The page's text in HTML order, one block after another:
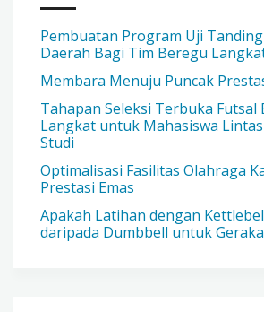
Pembuatan Program Uji
Daerah Bagi Tim Beregu
Membara Menuju Puncak
Tahapan Seleksi Terbuka Futsal
Langkat untuk Mahasiswa
Studi
Optimalisasi Fasilitas Olahraga
Prestasi Emas
Apakah Latihan dengan
daripada Dumbbell untuk